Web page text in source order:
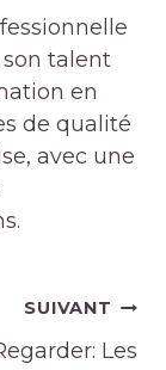
talent
en
de qualité
avec une
SUIVANT
Les